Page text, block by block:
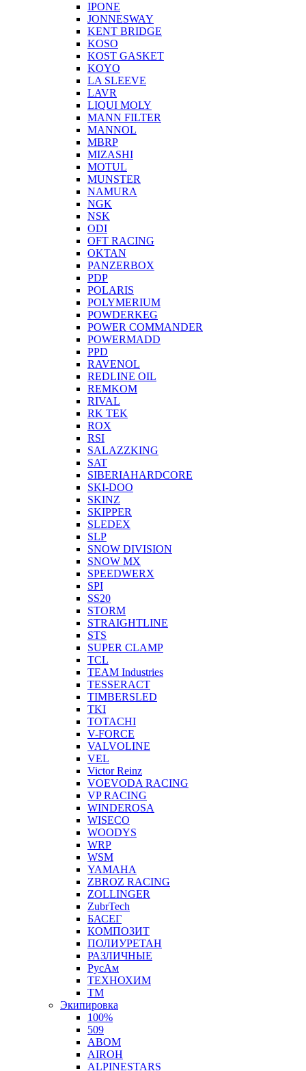
IPONE
JONNESWAY
KENT BRIDGE
KOSO
KOST GASKET
KOYO
LA SLEEVE
LAVR
LIQUI MOLY
MANN FILTER
MANNOL
MBRP
MIZASHI
MOTUL
MUNSTER
NAMURA
NGK
NSK
ODI
OFT RACING
OKTAN
PANZERBOX
PDP
POLARIS
POLYMERIUM
POWDERKEG
POWER COMMANDER
POWERMADD
PPD
RAVENOL
REDLINE OIL
REMKOM
RIVAL
RK TEK
ROX
RSI
SALAZZKING
SAT
SIBERIAHARDCORE
SKI-DOO
SKINZ
SKIPPER
SLEDEX
SLP
SNOW DIVISION
SNOW MX
SPEEDWERX
SPI
SS20
STORM
STRAIGHTLINE
STS
SUPER CLAMP
TCL
TEAM Industries
TESSERACT
TIMBERSLED
TKI
TOTACHI
V-FORCE
VALVOLINE
VEL
Victor Reinz
VOEVODA RACING
VP RACING
WINDEROSA
WISECO
WOODYS
WRP
WSM
YAMAHA
ZBROZ RACING
ZOLLINGER
ZubrTech
БАСЕГ
КОМПОЗИТ
ПОЛИУРЕТАН
РАЗЛИЧНЫЕ
РусАм
ТЕХНОХИМ
ТМ
Экипировка
100%
509
ABOM
AIROH
ALPINESTARS